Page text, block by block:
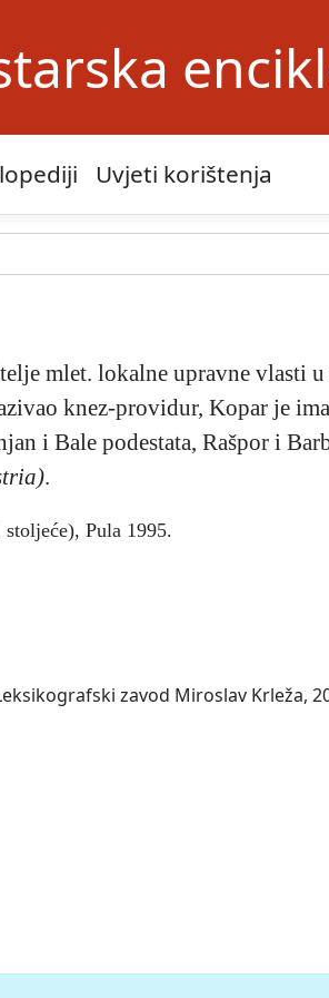
Uvjeti korištenja
mlet. lokalne upravne vlasti
knez-providur, Kopar je
i Bale podestata, Rašpor i
.
Pula 1995.
zavod Miroslav Krleža,